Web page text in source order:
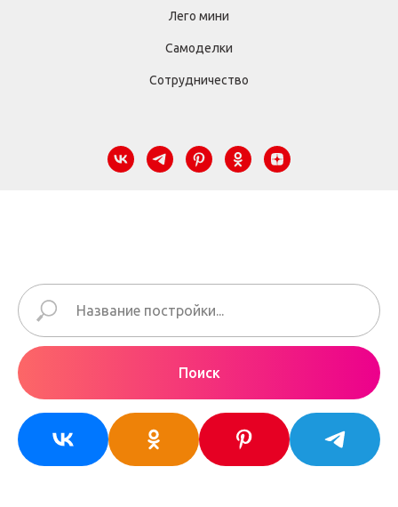
Лего мини
Самоделки
Сотрудничество
Поиск